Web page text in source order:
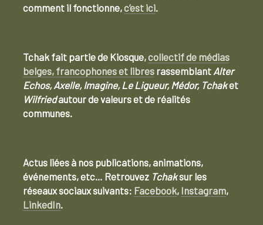
comment il fonctionne,c’est ici.
Tchak fait partie de Kiosque,collectif de médias
belges, francophones et libres rassemblant Alter
Echos, Axelle, Imagine, Le Ligueur, Médor, Tchaket
Wilfriedautour de valeurs et de réalités
communes.
Actus liées à nos publications, animations,
événements, etc… Retrouvez Tchaksur les
réseaux sociaux suivants: Facebook, Instagram,
LinkedIn.